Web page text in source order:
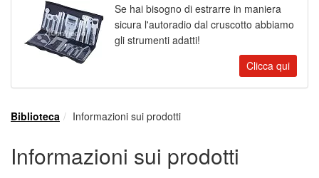
Se hai bisogno di estrarre in maniera
sicura l'autoradio dal cruscotto abbiamo
gli strumenti adatti!
Clicca qui
Biblioteca Informazioni sui prodotti
Informazioni sui prodotti